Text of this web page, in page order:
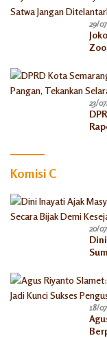
29/
23/
Komisi C
20/
18/